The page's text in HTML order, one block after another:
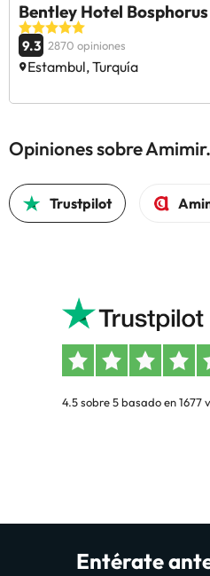
Bentley Hotel Bosphorus
9.3 2870 opiniones
Estambul, Turquía
Opiniones sobre
Trustpilot
4.5 sobre 5 basado en 1677
Entérate